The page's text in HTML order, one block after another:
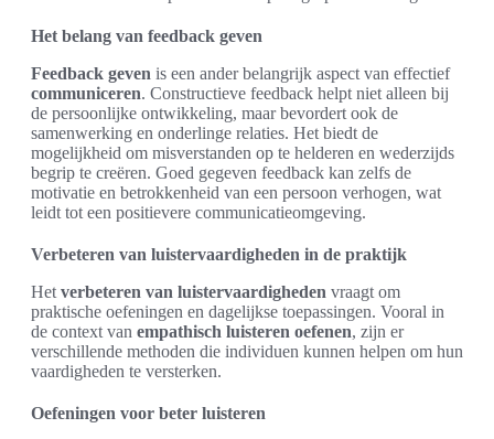
Het belang van feedback geven
Feedback geven is een ander belangrijk aspect van effectief
communiceren. Constructieve feedback helpt niet alleen bij
de persoonlijke ontwikkeling, maar bevordert ook de
samenwerking en onderlinge relaties. Het biedt de
mogelijkheid om misverstanden op te helderen en wederzijds
begrip te creëren. Goed gegeven feedback kan zelfs de
motivatie en betrokkenheid van een persoon verhogen, wat
leidt tot een positievere communicatieomgeving.
Verbeteren van luistervaardigheden in de praktijk
Het verbeteren van luistervaardigheden vraagt om
praktische oefeningen en dagelijkse toepassingen. Vooral in
de context van empathisch luisteren oefenen, zijn er
verschillende methoden die individuen kunnen helpen om hun
vaardigheden te versterken.
Oefeningen voor beter luisteren